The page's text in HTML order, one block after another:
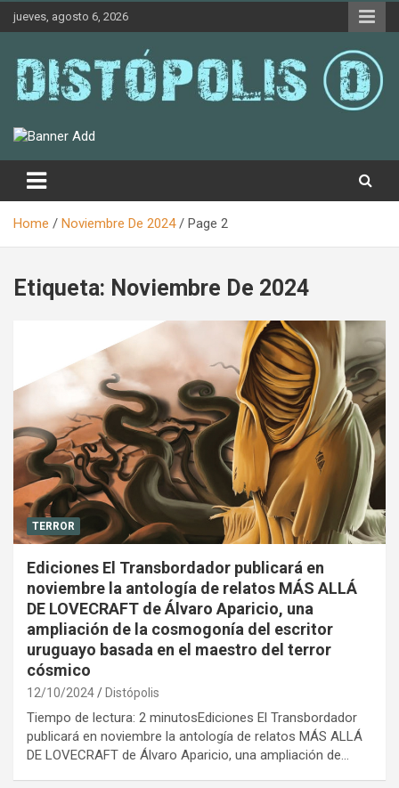
jueves, agosto 6, 2026
Distópolis
Home Noviembre De 2024 Page 2
Etiqueta: Noviembre De 2024
TERROR
Ediciones El Transbordador publicará en
noviembre la antología de relatos MÁS ALLÁ
DE LOVECRAFT de Álvaro Aparicio, una
ampliación de la cosmogonía del escritor
uruguayo basada en el maestro del terror
cósmico
12/10/2024 Distópolis
Tiempo de lectura: 2 minutosEdiciones El Transbordador
publicará en noviembre la antología de relatos MÁS ALLÁ
DE LOVECRAFT de Álvaro Aparicio, una ampliación de…